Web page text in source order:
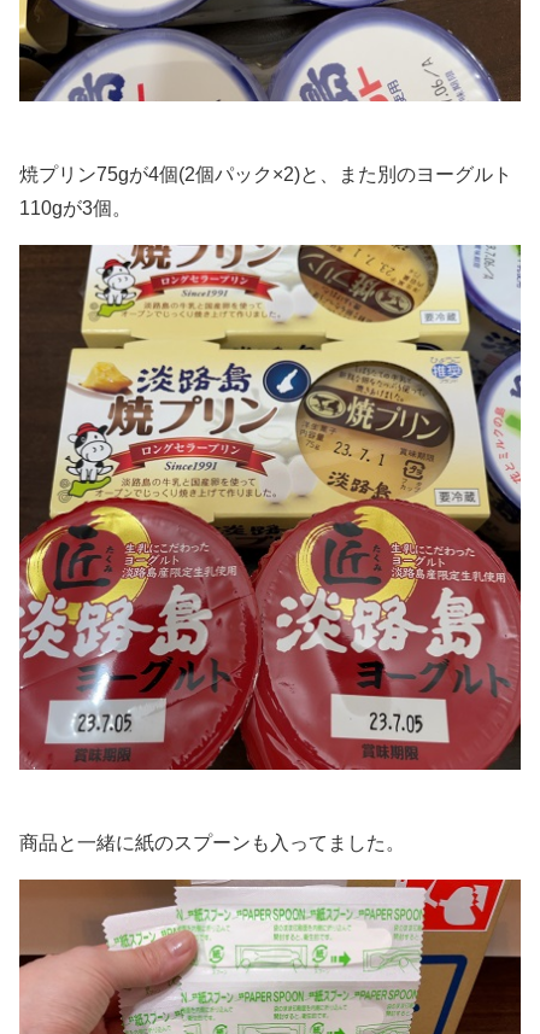
焼プリン75gが4個(2個パック×2)と、また別のヨーグルト
110gが3個。
商品と一緒に紙のスプーンも入ってました。